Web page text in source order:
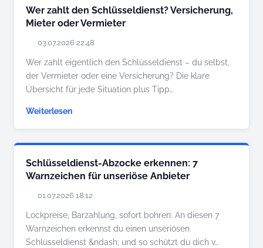
Wer zahlt den Schlüsseldienst? Versicherung,
Mieter oder Vermieter
03.07.2026 22:48
Wer zahlt eigentlich den Schlüsseldienst – du selbst,
der Vermieter oder eine Versicherung? Die klare
Übersicht für jede Situation plus Tipp…
Weiterlesen
Schlüsseldienst-Abzocke erkennen: 7
Warnzeichen für unseriöse Anbieter
01.07.2026 18:12
Lockpreise, Barzahlung, sofort bohren: An diesen 7
Warnzeichen erkennst du einen unseriösen
Schlüsseldienst &ndash; und so schützt du dich v…